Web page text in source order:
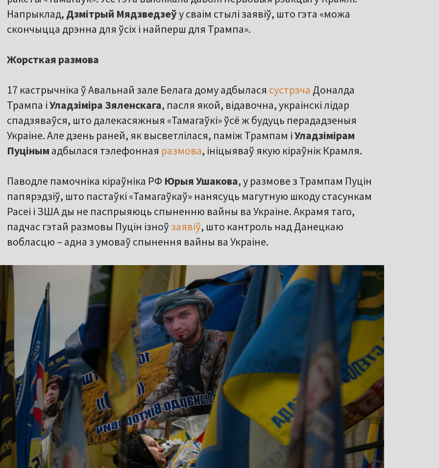
Напрыклад, Дзмітрый Мядзведзеўу сваім стылі заявіў, што гэта «можа
скончыцца дрэнна для ўсіх і найперш для Трампа».
Жорсткая размова
17 кастрычніка ў Авальнай зале Белага дому адбылася сустрэча Доналда
Трампа іУладзіміра Зяленскага, пасля якой, відавочна, украінскі лідар
спадзяваўся, што далекасяжныя «Тамагаўкі» ўсё ж будуць перададзеныя
Украіне. Але дзень раней, як высветлілася, паміж Трампам іУладзімірам
Пуціным адбылася тэлефонная размова, ініцыяваў якую кіраўнік Крамля.
Паводле памочніка кіраўніка РФ Юрыя Ушакова, у размове з Трампам Пуцін
папярэдзіў, што пастаўкі «Тамагаўкаў» нанясуць магутную шкоду стасункам
Расеі і ЗША ды не паспрыяюць спыненню вайны ва Украіне. Акрамя таго,
падчас гэтай размовы Пуцін ізноў заявіў, што кантроль над Данецкаю
вобласцю – адна з умоваў спынення вайны ва Украіне.